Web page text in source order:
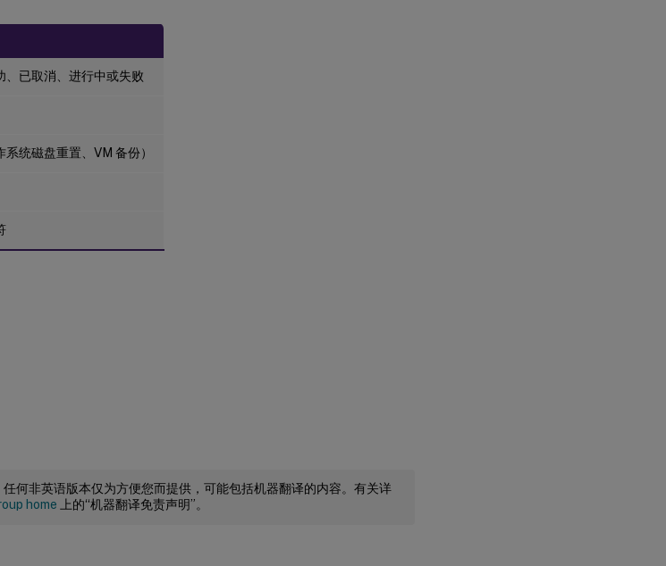
、已取消、进行中或失败
统磁盘重置、VM 备份）
何非英语版本仅为方便您而提供，可能包括机器翻译的内容。有关详
home 上的“机器翻译免责声明”。